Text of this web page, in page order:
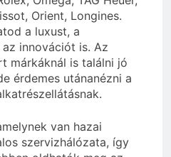
Orient, Longines.
a luxust, a
innovációt is. Az
márkáknál is találni jó
érdemes utánanézni a
van hazai
szervizhálózata, így